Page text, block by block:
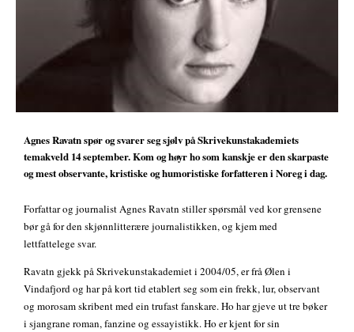
Agnes Ravatn spør og svarer seg sjølv på Skrivekunstakademiets
temakveld 14 september. Kom og høyr ho som kanskje er den skarpaste
og mest observante, kristiske og humoristiske forfatteren i Noreg i dag.
Forfattar og journalist Agnes Ravatn stiller spørsmål ved kor grensene
bør gå for den skjønnlitterære journalistikken, og kjem med
lettfattelege svar.
Ravatn gjekk på Skrivekunstakademiet i 2004/05, er frå Ølen i
Vindafjord og har på kort tid etablert seg som ein frekk, lur, observant
og morosam skribent med ein trufast fanskare. Ho har gjeve ut tre bøker
i sjangrane roman, fanzine og essayistikk. Ho er kjent for sin